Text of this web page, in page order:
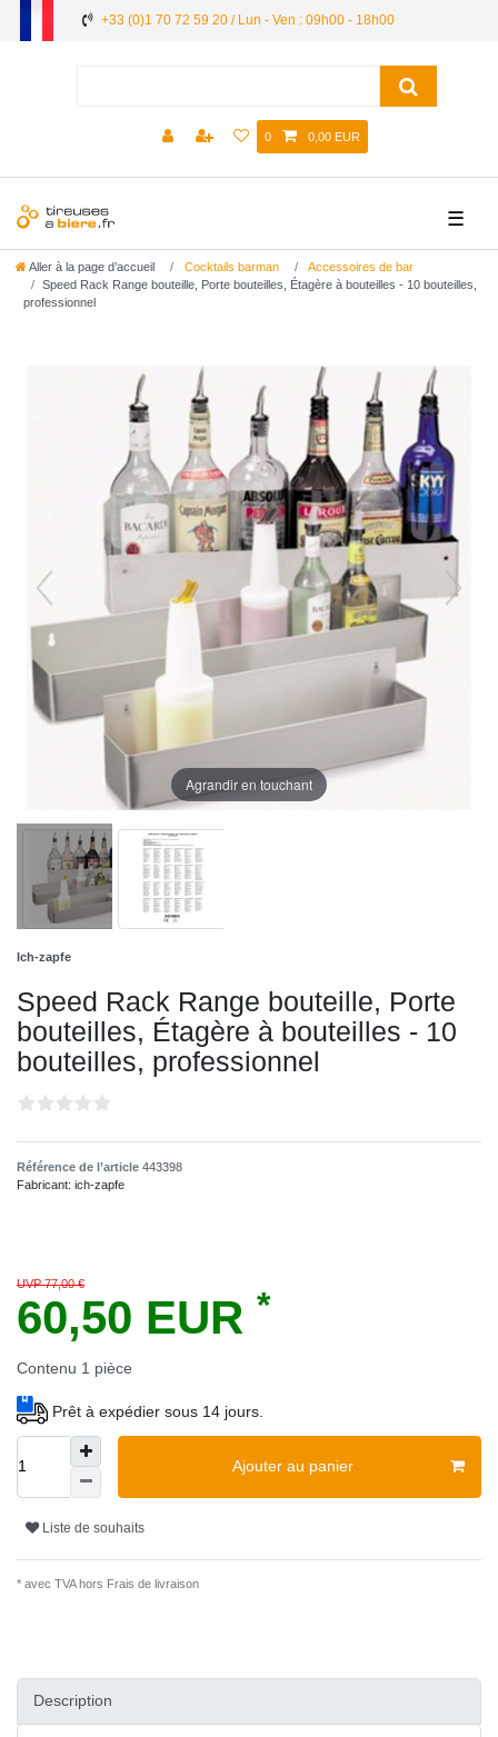
+33 (0)1 70 72 59 20 / Lun - Ven : 09h00 - 18h00
0 0,00 EUR
☰
Aller à la page d’accueil Cocktails barman
Accessoires de bar
Speed Rack Range bouteille, Porte bouteilles, Étagère à bouteilles - 10 bouteilles,
professionnel
Agrandir en touchant
Ich-zapfe
Speed Rack Range bouteille, Porte
bouteilles, Étagère à bouteilles - 10
bouteilles, professionnel
Référence de l’article 443398
Fabricant: ich-zapfe
UVP 77,00 €
60,50 EUR *
Contenu 1 pièce
Prêt à expédier sous 14 jours.
Ajouter au panier
Liste de souhaits
* avec TVA hors Frais de livraison
Description